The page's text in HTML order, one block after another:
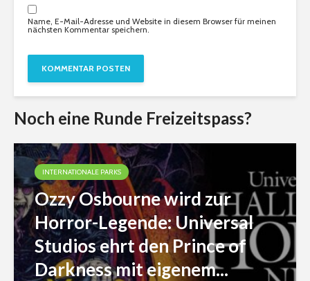
Name, E-Mail-Adresse und Website in diesem Browser für meinen
nächsten Kommentar speichern.
Noch eine Runde Freizeitspass?
INTERNATIONALE PARKS
Ozzy Osbourne wird zur
Horror-Legende: Universal
Studios ehrt den Prince of
Darkness mit eigenem...